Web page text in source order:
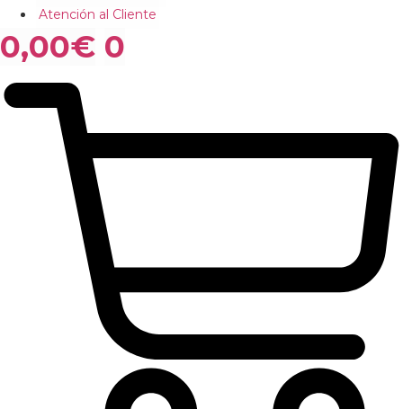
Atención al Cliente
0,00€ 0